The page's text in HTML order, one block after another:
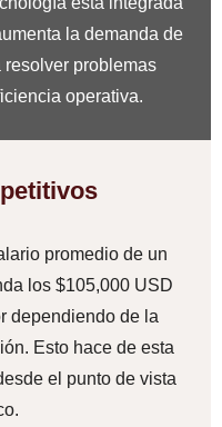
la demanda de
resolver problemas
operativa.
promedio de un
los $105,000 USD
dependiendo de la
Esto hace de esta
el punto de vista